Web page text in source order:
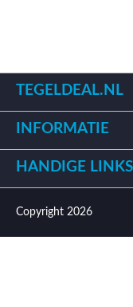
TEGELDEAL.NL
INFORMATIE
HANDIGE LINKS
Copyright 2026